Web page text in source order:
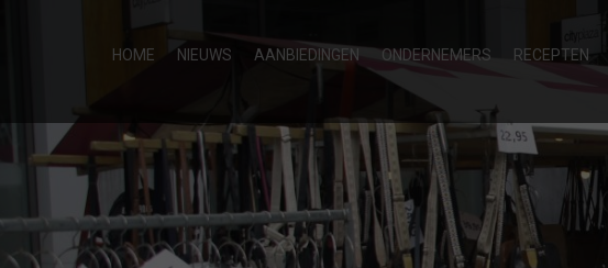
HOME NIEUWS AANBIEDINGEN ONDERNEMERS RECEPTEN